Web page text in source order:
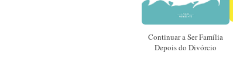
Continuar a Ser Família
Depois do Divórcio